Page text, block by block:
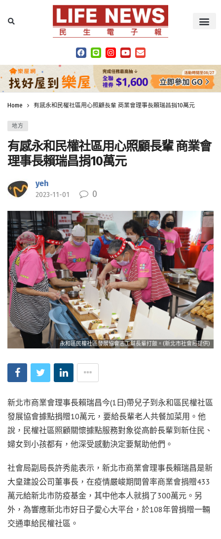
Home 有感永和民權社區用心照顧長輩 商業會理事長賴瑞昌捐10萬元
地方
有感永和民權社區用心照顧長輩 商業會
理事長賴瑞昌捐10萬元
yeh
2023-11-01 0
永和區民權社區發展協會志工幫長輩打飯。(新北市社會局提供)
新北市商業會理事長賴瑞昌今(1日)帶兒子到永和區民權社區
發展協會據點捐贈10萬元，要給長輩老人共餐加菜用。他
說，民權社區照顧關懷據點服務對象從高齡長輩到新住民、
婦女到小孩都有，他深受感動決定要幫助他們。
社會局副局長許秀能表示，新北市商業會理事長賴瑞昌是新
大皇建設公司董事長，在疫情嚴峻期間曾率商業會捐贈433
萬元給新北市防疫基金，其中他本人就捐了300萬元。另
外，為響應新北市好日子愛心大平台，於108年曾捐贈一輛
交通車給民權社區。